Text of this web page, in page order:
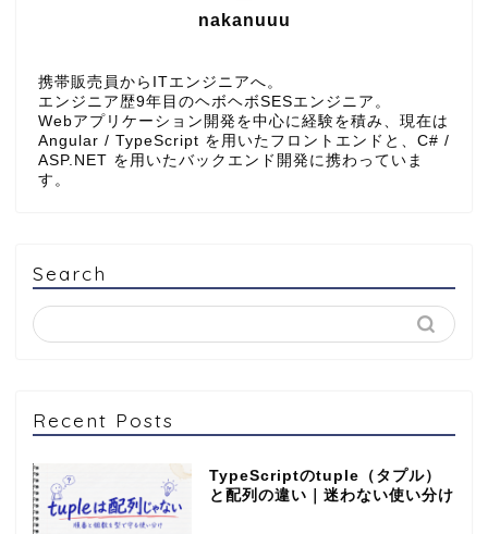
nakanuuu
携帯販売員からITエンジニアへ。
エンジニア歴9年目のヘボヘボSESエンジニア。
Webアプリケーション開発を中心に経験を積み、現在は
Angular / TypeScript を用いたフロントエンドと、C# /
ASP.NET を用いたバックエンド開発に携わっていま
す。
Search
Recent Posts
TypeScriptのtuple（タプル）
と配列の違い｜迷わない使い分け